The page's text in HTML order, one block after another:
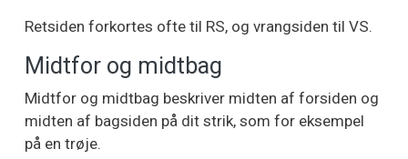
Retsiden forkortes ofte til RS, og vrangsiden til VS.
Midtfor og midtbag
Midtfor og midtbag beskriver midten af forsiden og
midten af bagsiden på dit strik, som for eksempel
på en trøje.